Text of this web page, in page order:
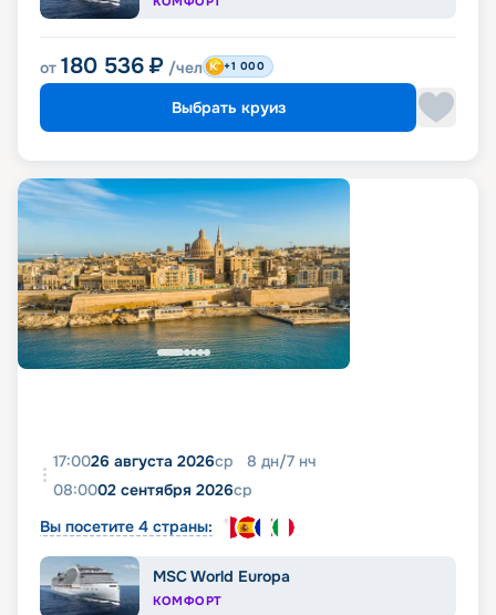
от 180 536 ₽ /чел +1 000
Выбрать круиз
17:0026 августа 2026ср 8 дн/7 нч
08:0002 сентября 2026ср
Вы посетите 4 страны:
MSC World Europa
КОМФОРТ